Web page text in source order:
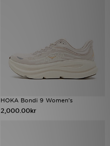
HOKA Bondi 9 Women's
2,000.00kr